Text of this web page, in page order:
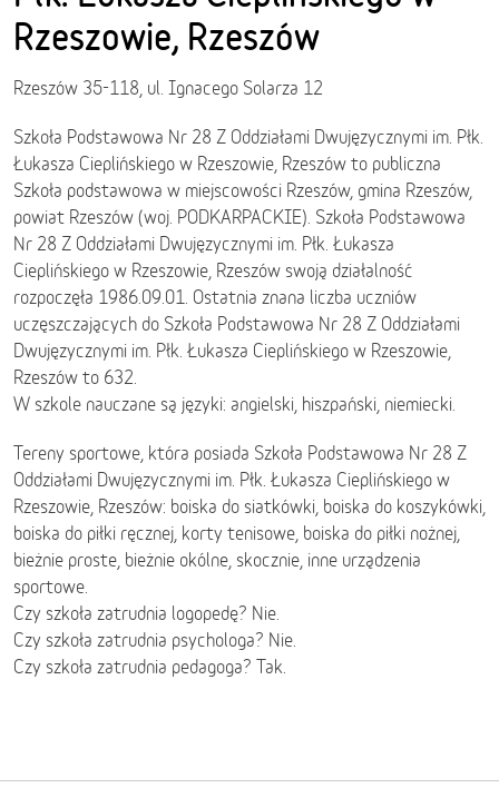
Rzeszowie, Rzeszów
Rzeszów 35-118, ul. Ignacego Solarza 12
Szkoła Podstawowa Nr 28 Z Oddziałami Dwujęzycznymi im. Płk.
Łukasza Cieplińskiego w Rzeszowie, Rzeszów to publiczna
Szkoła podstawowa w miejscowości Rzeszów, gmina Rzeszów,
powiat Rzeszów (woj. PODKARPACKIE). Szkoła Podstawowa
Nr 28 Z Oddziałami Dwujęzycznymi im. Płk. Łukasza
Cieplińskiego w Rzeszowie, Rzeszów swoją działalność
rozpoczęła 1986.09.01. Ostatnia znana liczba uczniów
uczęszczających do Szkoła Podstawowa Nr 28 Z Oddziałami
Dwujęzycznymi im. Płk. Łukasza Cieplińskiego w Rzeszowie,
Rzeszów to 632.
W szkole nauczane są języki: angielski, hiszpański, niemiecki.
Tereny sportowe, która posiada Szkoła Podstawowa Nr 28 Z
Oddziałami Dwujęzycznymi im. Płk. Łukasza Cieplińskiego w
Rzeszowie, Rzeszów: boiska do siatkówki, boiska do koszykówki,
boiska do piłki ręcznej, korty tenisowe, boiska do piłki nożnej,
bieżnie proste, bieżnie okólne, skocznie, inne urządzenia
sportowe.
Czy szkoła zatrudnia logopedę? Nie.
Czy szkoła zatrudnia psychologa? Nie.
Czy szkoła zatrudnia pedagoga? Tak.